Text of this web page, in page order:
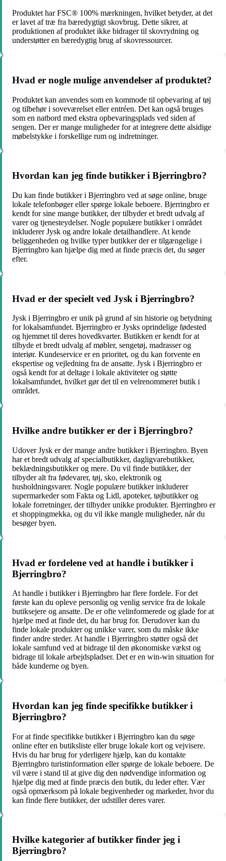
Produktet har FSC® 100% mærkningen, hvilket betyder, at det
er lavet af træ fra bæredygtigt skovbrug. Dette sikrer, at
produktionen af produktet ikke bidrager til skovrydning og
understøtter en bæredygtig brug af skovressourcer.
Hvad er nogle mulige anvendelser af produktet?
Produktet kan anvendes som en kommode til opbevaring af tøj
og tilbehør i soveværelset eller entréen. Det kan også bruges
som en natbord med ekstra opbevaringsplads ved siden af
sengen. Der er mange muligheder for at integrere dette alsidige
møbelstykke i forskellige rum og indretninger.
Hvordan kan jeg finde butikker i Bjerringbro?
Du kan finde butikker i Bjerringbro ved at søge online, bruge
lokale telefonbøger eller spørge lokale beboere. Bjerringbro er
kendt for sine mange butikker, der tilbyder et bredt udvalg af
varer og tjenesteydelser. Nogle populære butikker i området
inkluderer Jysk og andre lokale detailhandlere. At kende
beliggenheden og hvilke typer butikker der er tilgængelige i
Bjerringbro kan hjælpe dig med at finde præcis det, du søger
efter.
Hvad er der specielt ved Jysk i Bjerringbro?
Jysk i Bjerringbro er unik på grund af sin historie og betydning
for lokalsamfundet. Bjerringbro er Jysks oprindelige fødested
og hjemmet til deres hovedkvarter. Butikken er kendt for at
tilbyde et bredt udvalg af møbler, sengetøj, madrasser og
interiør. Kundeservice er en prioritet, og du kan forvente en
ekspertise og vejledning fra de ansatte. Jysk i Bjerringbro er
også kendt for at deltage i lokale aktiviteter og støtte
lokalsamfundet, hvilket gør det til en velrenommeret butik i
området.
Hvilke andre butikker er der i Bjerringbro?
Udover Jysk er der mange andre butikker i Bjerringbro. Byen
har et bredt udvalg af specialbutikker, dagligvarebutikker,
beklædningsbutikker og mere. Du vil finde butikker, der
tilbyder alt fra fødevarer, tøj, sko, elektronik og
husholdningsvarer. Nogle populære butikker inkluderer
supermarkeder som Fakta og Lidl, apoteker, tøjbutikker og
lokale forretninger, der tilbyder unikke produkter. Bjerringbro er
et shoppingmekka, og du vil ikke mangle muligheder, når du
besøger byen.
Hvad er fordelene ved at handle i butikker i
Bjerringbro?
At handle i butikker i Bjerringbro har flere fordele. For det
første kan du opleve personlig og venlig service fra de lokale
butiksejere og ansatte. De er ofte velinformerede og glade for at
hjælpe med at finde det, du har brug for. Derudover kan du
finde lokale produkter og unikke varer, som du måske ikke
finder andre steder. At handle i Bjerringbro støtter også det
lokale samfund ved at bidrage til den økonomiske vækst og
bidrage til lokale arbejdspladser. Det er en win-win situation for
både kunderne og byen.
Hvordan kan jeg finde specifikke butikker i
Bjerringbro?
For at finde specifikke butikker i Bjerringbro kan du søge
online efter en butiksliste eller bruge lokale kort og vejvisere.
Hvis du har brug for yderligere hjælp, kan du kontakte
Bjerringbro turistinformation eller spørge de lokale beboere. De
vil være i stand til at give dig den nødvendige information og
hjælpe dig med at finde præcis den butik, du leder efter. Vær
også opmærksom på lokale begivenheder og markeder, hvor du
kan finde flere butikker, der udstiller deres varer.
Hvilke kategorier af butikker finder jeg i
Bjerringbro?